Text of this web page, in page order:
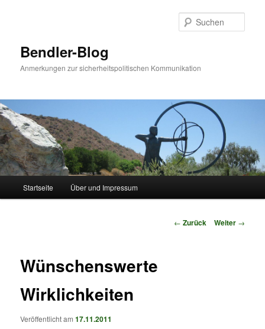
Bendler-Blog
Anmerkungen zur sicherheitspolitischen Kommunikation
Startseite Über und Impressum
Beitrags-
← Zurück Weiter →
Wünschenswerte
Wirklichkeiten
Veröffentlicht am17.11.2011